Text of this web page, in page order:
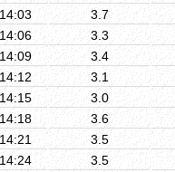
3.7
3.3
3.4
3.1
3.0
3.6
3.5
3.5